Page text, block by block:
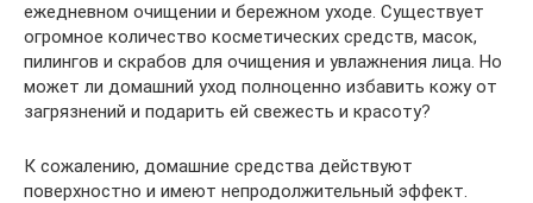
ежедневном очищении и бережном уходе. Существует
огромное количество косметических средств, масок,
пилингов и скрабов для очищения и увлажнения лица. Но
может ли домашний уход полноценно избавить кожу от
загрязнений и подарить ей свежесть и красоту?
К сожалению, домашние средства действуют
поверхностно и имеют непродолжительный эффект.